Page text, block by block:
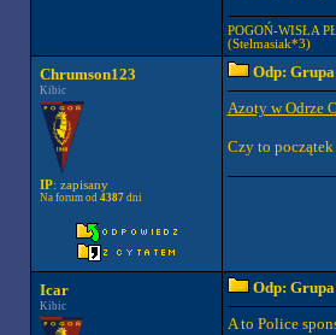
POGOŃ-WISŁA
(Stelmasiak*3)
Chrumson123
Kibic
IP: zapisany
Na forum od 4387dni
Odp: Grupa
Azoty w Odrze
Czy to
Icar
Kibic
Odp: Grupa
A to Police